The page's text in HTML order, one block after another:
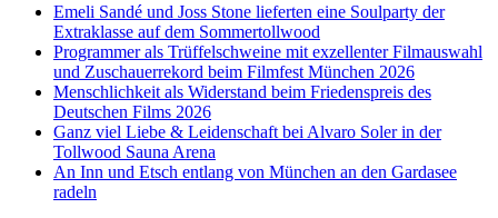
Emeli Sandé und Joss Stone lieferten eine Soulparty der
Extraklasse auf dem Sommertollwood
Programmer als Trüffelschweine mit exzellenter Filmauswahl
und Zuschauerrekord beim Filmfest München 2026
Menschlichkeit als Widerstand beim Friedenspreis des
Deutschen Films 2026
Ganz viel Liebe & Leidenschaft bei Alvaro Soler in der
Tollwood Sauna Arena
An Inn und Etsch entlang von München an den Gardasee
radeln